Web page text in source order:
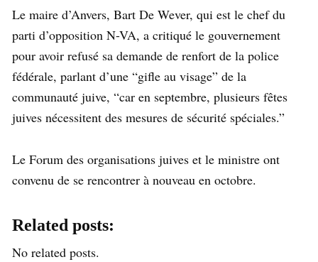
Le maire d’Anvers, Bart De Wever, qui est le chef du
parti d’opposition N-VA, a critiqué le gouvernement
pour avoir refusé sa demande de renfort de la police
fédérale, parlant d’une “gifle au visage” de la
communauté juive, “car en septembre, plusieurs fêtes
juives nécessitent des mesures de sécurité spéciales.”
Le Forum des organisations juives et le ministre ont
convenu de se rencontrer à nouveau en octobre.
Related posts:
No related posts.